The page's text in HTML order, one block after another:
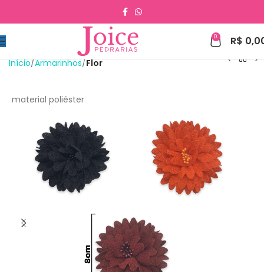
0 R$
Início Armarinhos Flor
material poliéster